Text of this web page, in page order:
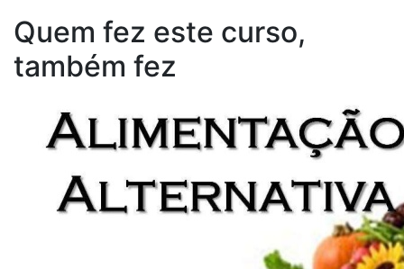
Quem fez este curso,
também fez